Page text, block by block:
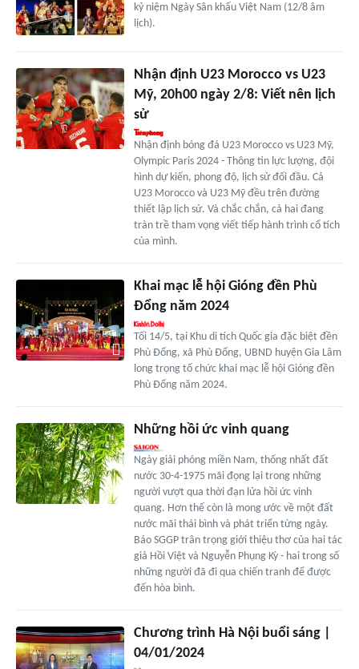
kỷ niệm Ngày Sân khấu Việt Nam (12/8 âm
lịch).
Nhận định U23 Morocco vs U23
Mỹ, 20h00 ngày 2/8: Viết nên lịch
sử
Nhận định bóng đá U23 Morocco vs U23 Mỹ,
Olympic Paris 2024 - Thông tin lực lượng, đội
hình dự kiến, phong độ, lịch sử đối đầu. Cả
U23 Morocco và U23 Mỹ đều trên đường
thiết lập lịch sử. Và chắc chắn, cả hai đang
tràn trề tham vọng viết tiếp hành trình cổ tích
của mình.
Khai mạc lễ hội Gióng đền Phù
Đổng năm 2024
Tối 14/5, tại Khu di tích Quốc gia đặc biệt đền
Phù Đổng, xã Phù Đổng, UBND huyện Gia Lâm
long trọng tổ chức khai mạc lễ hội Gióng đền
Phù Đổng năm 2024.
Những hồi ức vinh quang
Ngày giải phóng miền Nam, thống nhất đất
nước 30-4-1975 mãi đọng lại trong những
người vượt qua thời đạn lửa hồi ức vinh
quang. Hơn thế còn là mong ước về một đất
nước mãi thái bình và phát triển từng ngày.
Báo SGGP trân trọng giới thiệu thơ của hai tác
giả Hồi Việt và Nguyễn Phụng Kỳ - hai trong số
những người đã đi qua chiến tranh để được
đến hòa bình.
Chương trình Hà Nội buổi sáng |
04/01/2024